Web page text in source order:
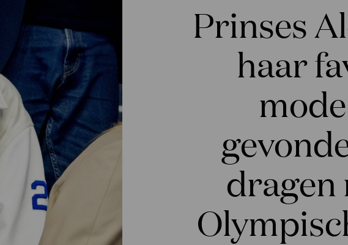
Prinses
haar
dragen